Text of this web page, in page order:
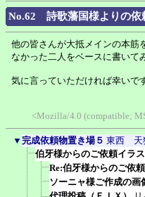
No.62 詩歌藩国様よりの
他の皆さんが大抵メインの本筋
なかった二人をベースに書いて
気に言っていただければ幸いで
<Mozilla/4.0 (compatible;
▼ 完成依頼物置き場５ 東西 天
伯牙様からのご依頼イラ
Re:伯牙様からのご依
ソーニャ様ご作成の画